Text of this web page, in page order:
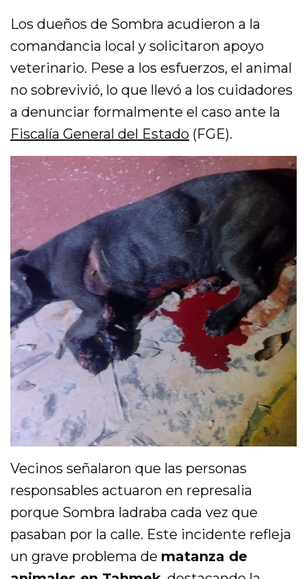
Los dueños de Sombra acudieron a la
comandancia local y solicitaron apoyo
veterinario. Pese a los esfuerzos, el animal
no sobrevivió, lo que llevó a los cuidadores
a denunciar formalmente el caso ante la
Fiscalía General del Estado (FGE).
Vecinos señalaron que las personas
responsables actuaron en represalia
porque Sombra ladraba cada vez que
pasaban por la calle. Este incidente refleja
un grave problema de matanza de